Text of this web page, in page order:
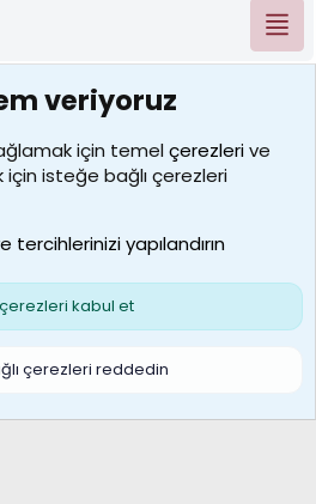
S
veriyoruz
için temelçerezlerive
isteğe bağlı çerezleri
yapılandırın
kabul et
çerezleri reddedin